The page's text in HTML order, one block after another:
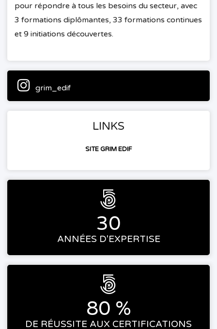
pour répondre à tous les besoins du secteur, avec
3 formations diplômantes, 33 formations continues
et 9 initiations découvertes.
grim_edif
LINKS
SITE GRIM EDIF

30
ANNÉES D'EXPERTISE

80 %
DE RÉUSSITE AUX CERTIFICATIONS